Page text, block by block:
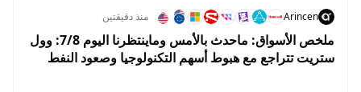
Arincen منذ دقيقتين
ملخص الأسواق: ماحدث بالأمس وماينتظرنا اليوم 7/8: وول
ستريت تتراجع مع هبوط أسهم التكنولوجيا وصعود النفط